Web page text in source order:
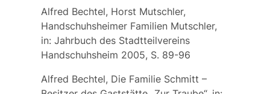
Alfred Bechtel, Horst Mutschler,
Handschuhsheimer Familien Mutschler,
in: Jahrbuch des Stadtteilvereins
Handschuhsheim 2005, S. 89-96
Alfred Bechtel, Die Familie Schmitt –